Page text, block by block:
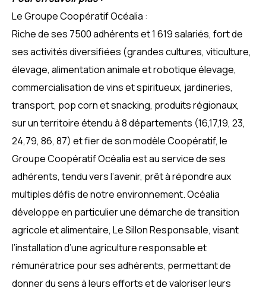
Le Groupe Coopératif Océalia :
Riche de ses 7500 adhérents et 1 619 salariés, fort de
ses activités diversifiées (grandes cultures, viticulture,
élevage, alimentation animale et robotique élevage,
commercialisation de vins et spiritueux, jardineries,
transport, pop corn et snacking, produits régionaux,
sur un territoire étendu à 8 départements (16,17,19, 23,
24,79, 86, 87) et fier de son modèle Coopératif, le
Groupe Coopératif Océalia est au service de ses
adhérents, tendu vers l’avenir, prêt à répondre aux
multiples défis de notre environnement. Océalia
développe en particulier une démarche de transition
agricole et alimentaire, Le Sillon Responsable, visant
l’installation d’une agriculture responsable et
rémunératrice pour ses adhérents, permettant de
donner du sens à leurs efforts et de valoriser leurs